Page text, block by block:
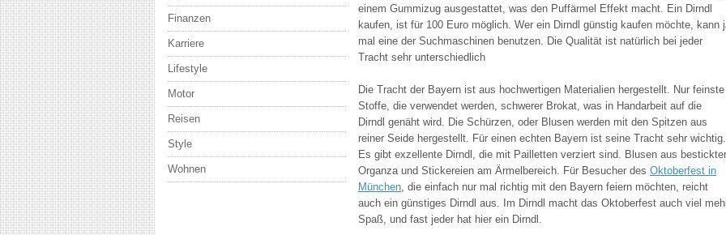
einem Gummizug ausgestattet, was den Puffärmel Effekt macht. Ein Dirndl
kaufen, ist für 100 Euro möglich. Wer ein Dirndl günstig kaufen möchte, kann
mal eine der Suchmaschinen benutzen. Die Qualität ist natürlich bei jeder
Tracht sehr unterschiedlich
Die Tracht der Bayern ist aus hochwertigen Materialien hergestellt. Nur feinste
Stoffe, die verwendet werden, schwerer Brokat, was in Handarbeit auf die
Dirndl genäht wird. Die Schürzen, oder Blusen werden mit den Spitzen aus
reiner Seide hergestellt. Für einen echten Bayern ist seine Tracht sehr wichtig.
Es gibt exzellente Dirndl, die mit Pailletten verziert sind. Blusen aus bestickter
Organza und Stickereien am Ärmelbereich. Für Besucher des Oktoberfest in
München, die einfach nur mal richtig mit den Bayern feiern möchten, reicht
auch ein günstiges Dirndl aus. Im Dirndl macht das Oktoberfest auch viel
Spaß, und fast jeder hat hier ein Dirndl.
Finanzen
Karriere
Lifestyle
Motor
Reisen
Style
Wohnen